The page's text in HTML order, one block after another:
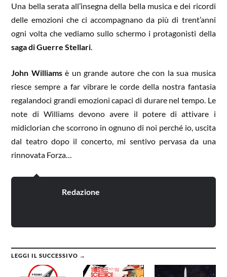
Una bella serata all’insegna della bella musica e dei ricordi
delle emozioni che ci accompagnano da più di trent’anni
ogni volta che vediamo sullo schermo i protagonisti della
saga di Guerre Stellari.
John Williamsè un grande autore che con la sua musica
riesce sempre a far vibrare le corde della nostra fantasia
regalandoci grandi emozioni capaci di durare nel tempo. Le
note di Williams devono avere il potere di attivare i
midiclorian che scorrono in ognuno di noi perché io, uscita
dal teatro dopo il concerto, mi sentivo pervasa da una
rinnovata Forza…
Redazione
LEGGI IL SUCCESSIVO →